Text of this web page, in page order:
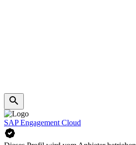
SAP Engagement Cloud